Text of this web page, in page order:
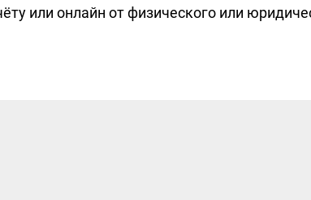
или онлайн от физического или